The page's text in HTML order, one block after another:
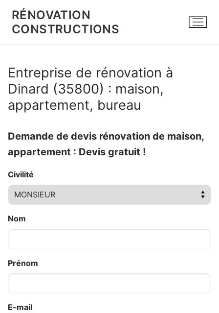
contenu
RÉNOVATION
CONSTRUCTIONS
Entreprise de rénovation à
Dinard (35800) : maison,
appartement, bureau
Demande de devis rénovation de maison,
appartement : Devis gratuit !
Civilité
Nom
Prénom
E-mail